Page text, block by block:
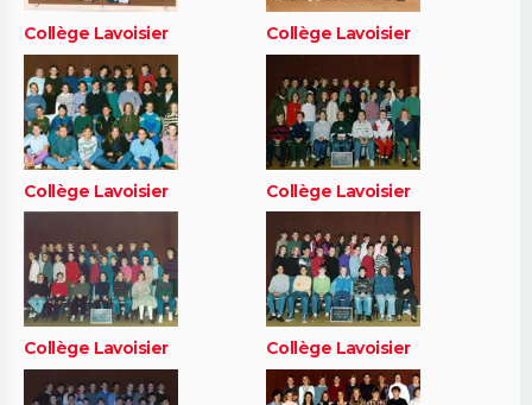
Collège Lavoisier Collège Lavoisier
Collège Lavoisier Collège Lavoisier
Collège Lavoisier Collège Lavoisier